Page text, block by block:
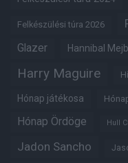
Felkészülési túra 2026
Glazer Hannibal
Harry Maguire
Hónap játékosa
Hónap Ördöge Hull
Jadon Sancho